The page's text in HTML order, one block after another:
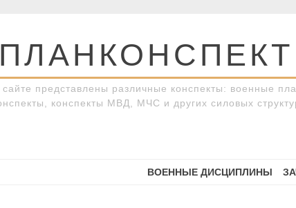
ПЛАНКОНСПЕКТ
представлены различные конспекты: военные
конспекты МВД, МЧС и других силовых
ВОЕННЫЕ ДИСЦИПЛИНЫ